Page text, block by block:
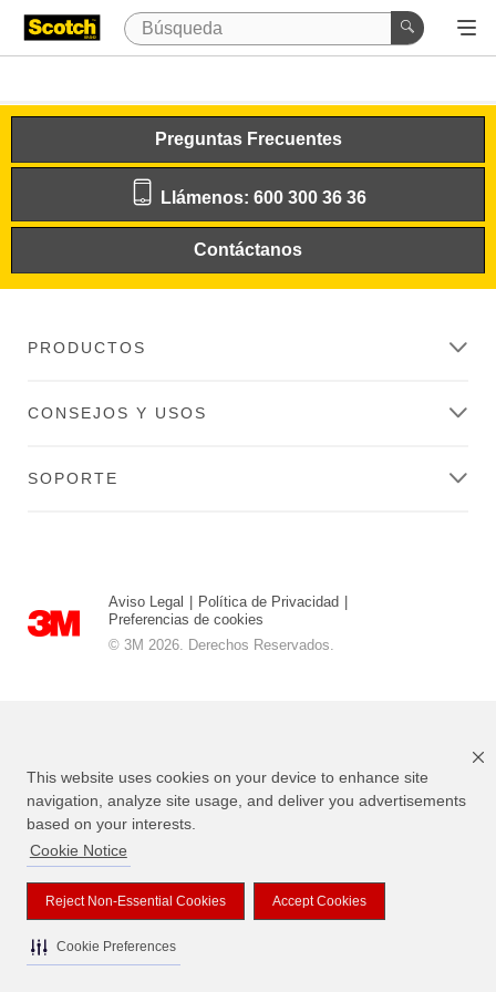
This website uses cookies on your device to enhance site
navigation, analyze site usage, and deliver you advertisements
based on your interests.
Cookie Notice
Reject Non-Essential Cookies Accept Cookies
Cookie Preferences
Preguntas Frecuentes
Llámenos: 600 300 36 36
Contáctanos
PRODUCTOS
CONSEJOS Y USOS
SOPORTE
Aviso Legal | Política de Privacidad |
Preferencias de cookies
© 3M 2026. Derechos Reservados.
3M, Scotch, los Diseños de Magic y el diseño Plaid son marcas